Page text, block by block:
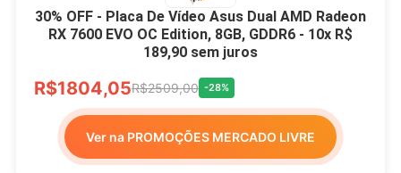
30% OFF - Placa De Vídeo Asus Dual AMD Radeon
RX 7600 EVO OC Edition, 8GB, GDDR6 - 10x R$
189,90 sem juros
R$1804,05R$2509,00 -28%
Ver na PROMOÇÕES MERCADO LIVRE